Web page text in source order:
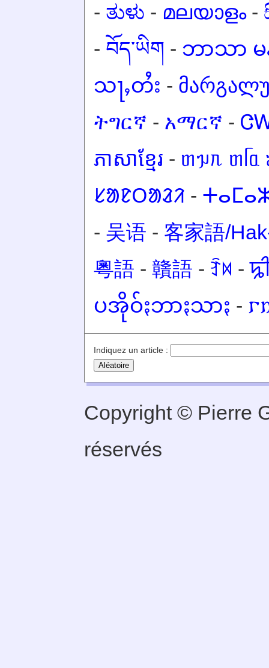
- ತುಳು - മലയാളം-
- བོད་ཡིག - ဘာသာ မ
သႃႇတႆး -
ትግርኛ - አማርኛ -
ភាសាខ្មែរ - ᥖᥭᥰ ᥖᥬᥲ
ᱥᱟᱱᱛᱟᱲᱤ -
- 吴语 - 客家語/
粵語 - 贛語 - ꆇꉙ -
ပအိုဝ်ႏဘာႏသာႏ -
Indiquez un article :
Copyright © Pierre
réservés